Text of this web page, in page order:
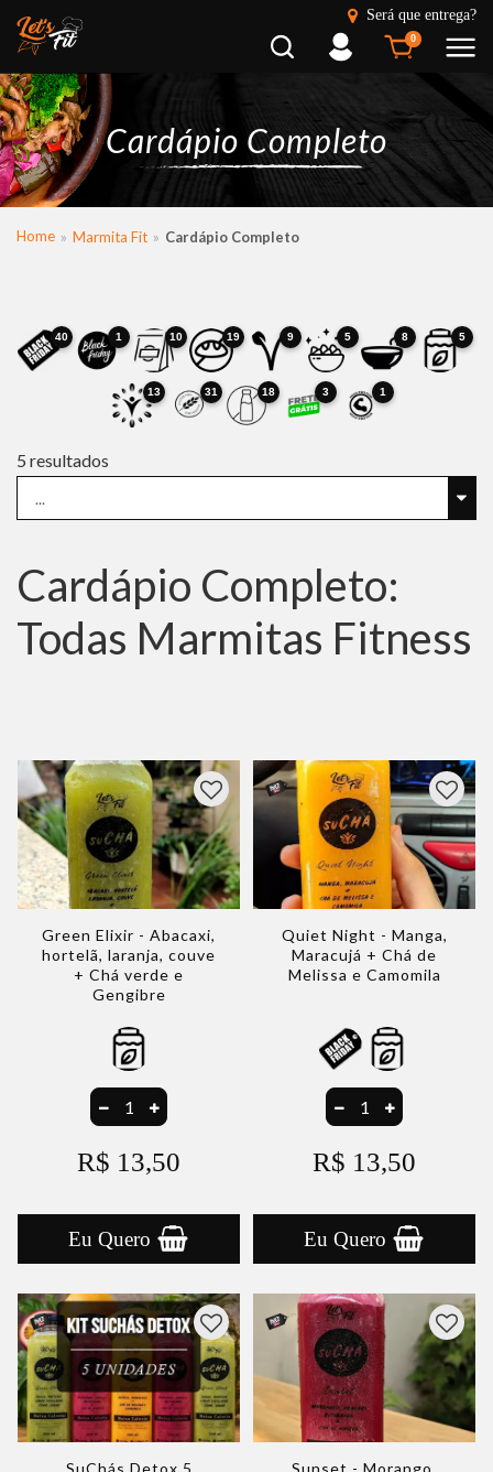
Será que entrega?
Busca Entrar 0
Cardápio Completo
Home Marmita Fit Cardápio Completo
40 1 10 19 9 5 8 5
13 31 18 3 1
5 resultados
Cardápio Completo:
Todas Marmitas Fitness
Green Elixir - Abacaxi,
hortelã, laranja, couve
+ Chá verde e
Gengibre
R$ 13,50
Eu Quero
Quiet Night - Manga,
Maracujá + Chá de
Melissa e Camomila
R$ 13,50
Eu Quero
SuChás Detox 5
Sunset - Morango,